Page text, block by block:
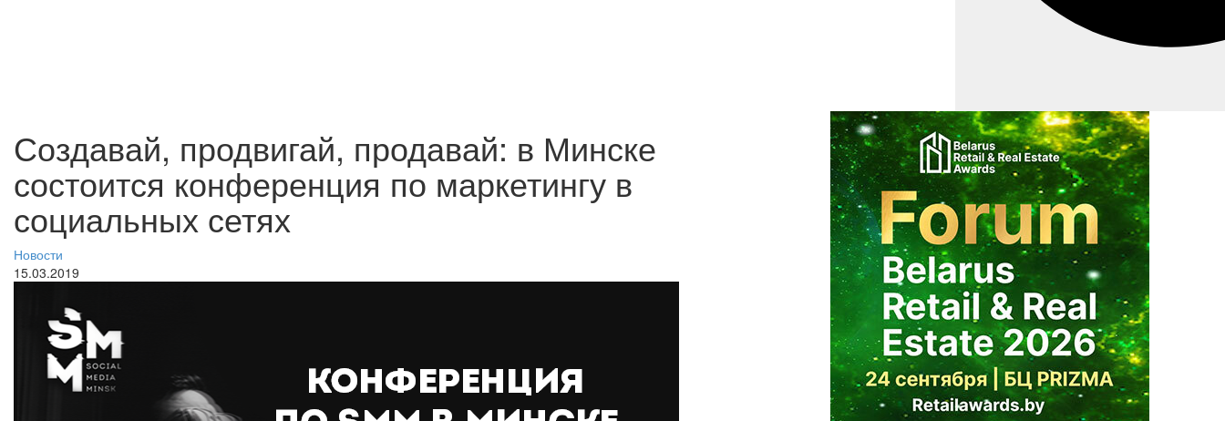
Создавай, продвигай, продавай: в Минске
состоится конференция по маркетингу в
социальных сетях
Новости
15.03.2019